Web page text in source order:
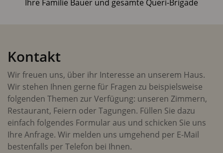
Ihre Familie Bauer und gesamte Queri-Brigade
Kontakt
Wir freuen uns, über ihr Interesse an unserem Haus.
Wir stehen Ihnen gerne für Fragen zu beispielsweise
folgenden Themen zur Verfügung: unseren Zimmern,
Restaurant, Feiern oder Tagungen. Füllen Sie dazu
einfach folgendes Formular aus und schicken Sie uns
Ihre Anfrage. Wir melden uns umgehend per E-Mail
bestenfalls per Telefon bei Ihnen.